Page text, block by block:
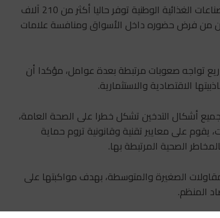
وأوضح مزور، خلال جلسة الأسئلة الشفهية بمجلس النواب، أن الصناعات الغذائية الوطنية توفر حاليا أكثر من 210 آلاف
من فرض حضوره داخل الأسواق ومنافسة علامات
تواجه صعوبات مرتبطة بعدة عوامل، مؤكدا أن
الاقتصادية والاستثمارية.
أشكال التدخين تشكل خطرا على الصحة العامة،
يقوم على معايير تقنية وقانونية تروم حماية
الصحية المرتبطة بها.
الصغيرة والمتوسطة، بهدف مواكبتها على
المنظم.